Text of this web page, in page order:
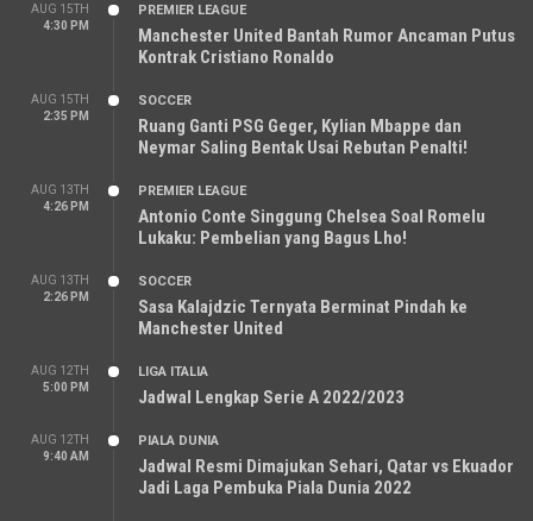
AUG 15TH
4:30 PM
PREMIER LEAGUE
Manchester United Bantah Rumor Ancaman Putus
Kontrak Cristiano Ronaldo
AUG 15TH
2:35 PM
SOCCER
Ruang Ganti PSG Geger, Kylian Mbappe dan
Neymar Saling Bentak Usai Rebutan Penalti!
AUG 13TH
4:26 PM
PREMIER LEAGUE
Antonio Conte Singgung Chelsea Soal Romelu
Lukaku: Pembelian yang Bagus Lho!
AUG 13TH
2:26 PM
SOCCER
Sasa Kalajdzic Ternyata Berminat Pindah ke
Manchester United
AUG 12TH
5:00 PM
LIGA ITALIA
Jadwal Lengkap Serie A 2022/2023
AUG 12TH
9:40 AM
PIALA DUNIA
Jadwal Resmi Dimajukan Sehari, Qatar vs Ekuador
Jadi Laga Pembuka Piala Dunia 2022